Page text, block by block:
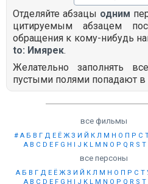
Отделяйте абзацы одним
цитируемым абзацем
обращения к кому-нибудь
to: Имярек.
Желательно заполнять
пустыми полями попадают
все фильмы
# А Б В Г Д Е Ё Ж З И Й К Л М Н О П Р С
A B C D E F G H J K L M N O P Q R S T
все персоны
А Б В Г Д Е Ё Ж З И Й К Л М Н О П Р С Т
A B C D E F G H J K L M N O P Q R S T